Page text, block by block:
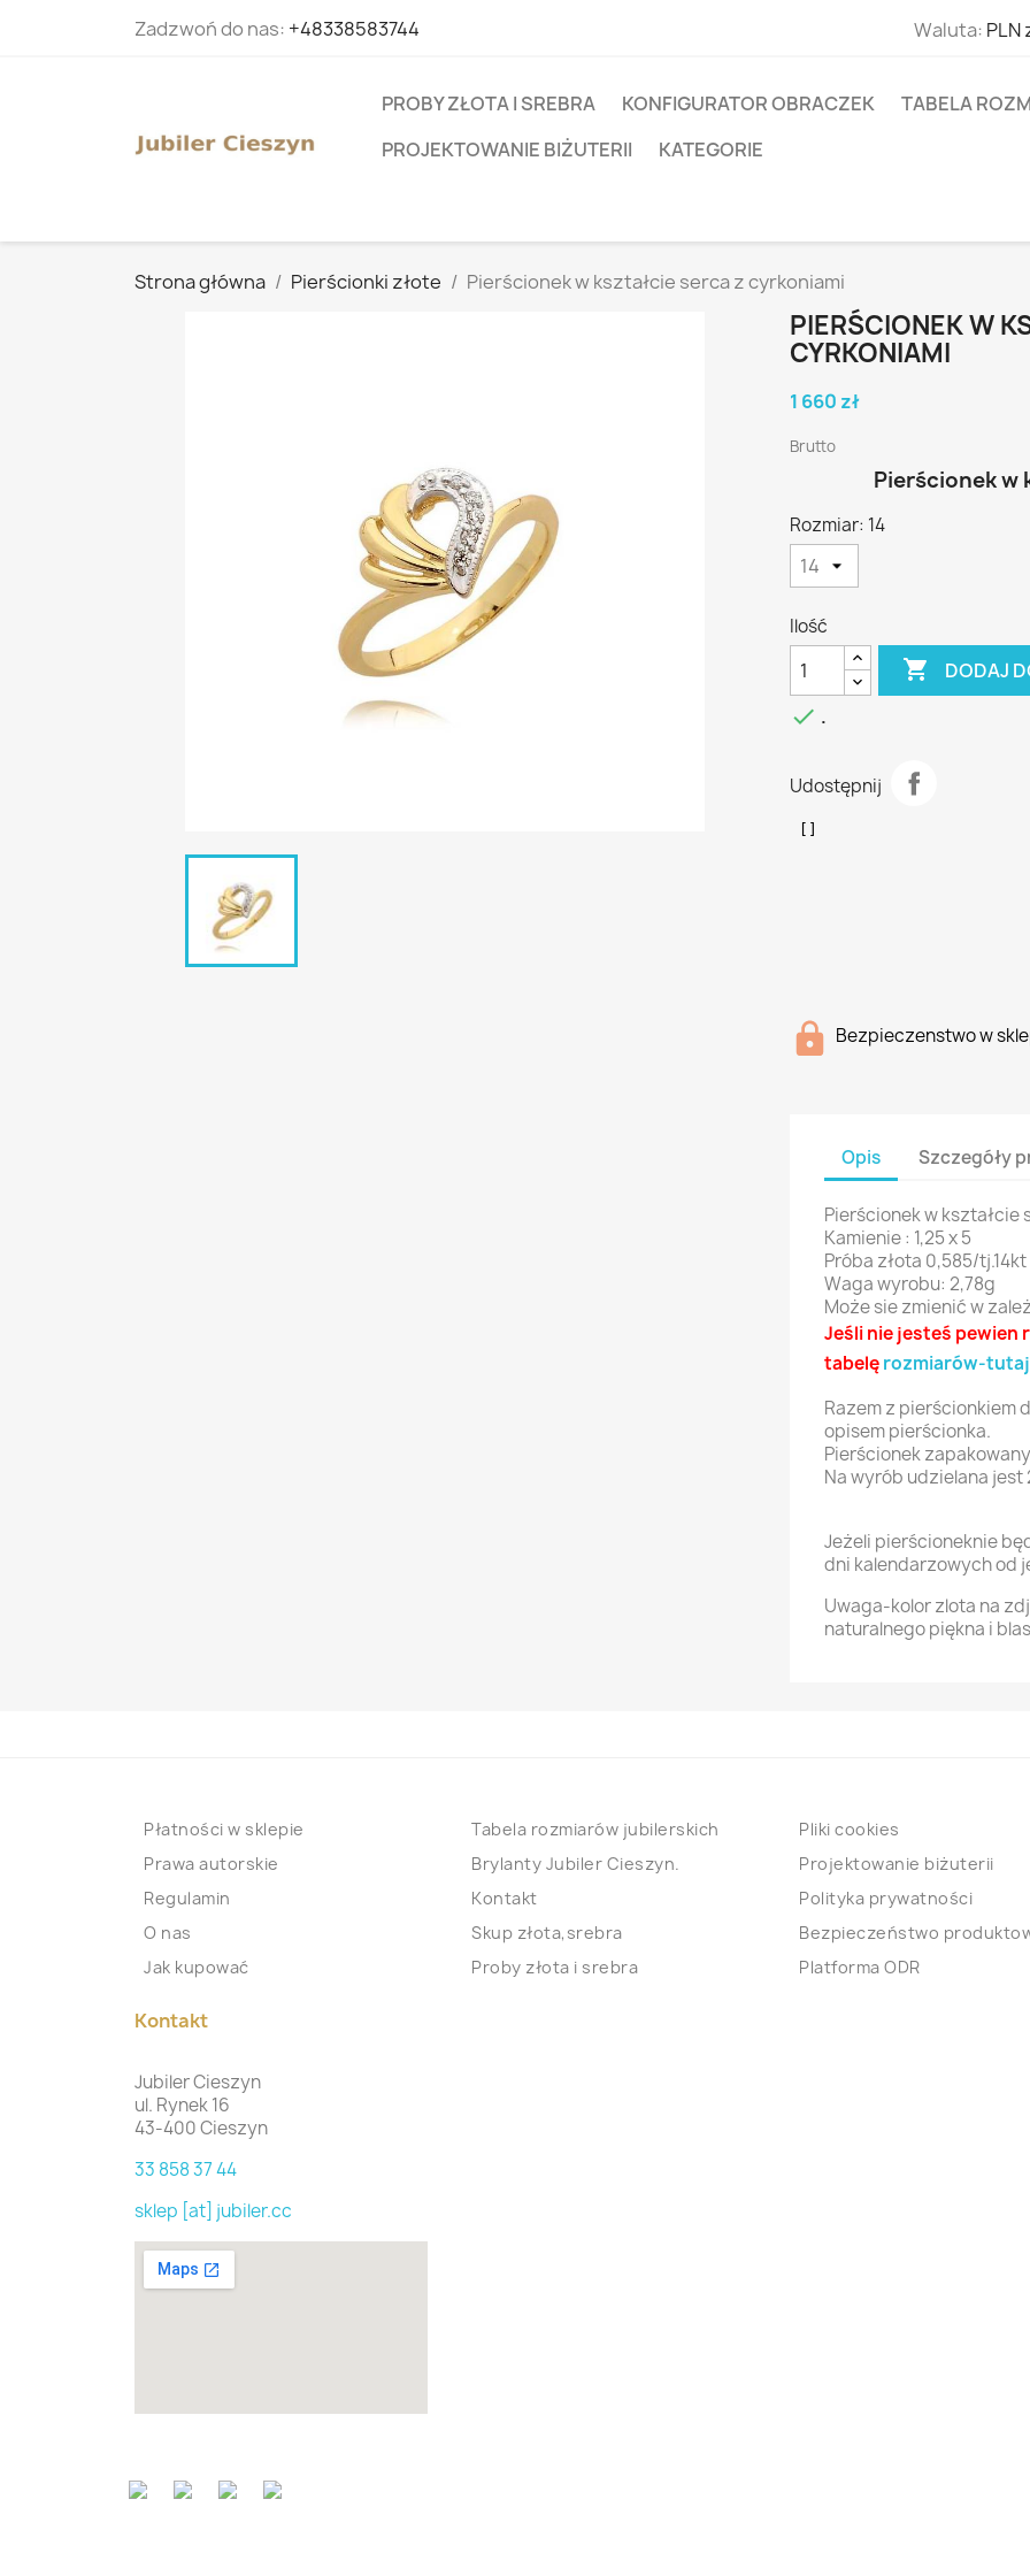
Zadzwoń do nas: +48338583744 Waluta: PLN
PROBY ZŁOTA I SREBRA KONFIGURATOR OBRACZEK
TABELA
PROJEKTOWANIE BIŻUTERII
KATEGORIE
Strona główna Pierścionki złote Pierścionek w kształcie serca z cyrkoniami
PIERŚCIONEK W
CYRKONIAMI
1 660 zł
Brutto
Pierścionek w
Rozmiar: 14
Ilość
 DODAJ
 .
Udostępnij
Bezpieczenstwo w
Opis Szczegóły
Pierścionek w kształcie
Kamienie : 1,25 x 5
Próba złota 0,585/tj.14kt
Waga wyrobu: 2,78g
Może sie zmienić w
Jeśli nie jesteś pewien
tabelęrozmiarów-tutaj
Razem z
opisem pierścionka.
Pierścionek
Na wyrób udzielana
Jeżeli pierścioneknie
dni kalendarzowych od
Uwaga-kolor zlota na
naturalnego piękna i
Płatności w sklepie
Prawa autorskie
Regulamin
O nas
Jak kupować
Tabela rozmiarów jubilerskich
Brylanty Jubiler Cieszyn.
Kontakt
Skup złota,srebra
Proby złota i srebra
Pliki cookies
Projektowanie biżuterii
Polityka prywatności
Bezpieczeństwo
Platforma ODR
Kontakt
Jubiler Cieszyn
ul. Rynek 16
43-400 Cieszyn
33 858 37 44
sklep [at] jubiler.cc